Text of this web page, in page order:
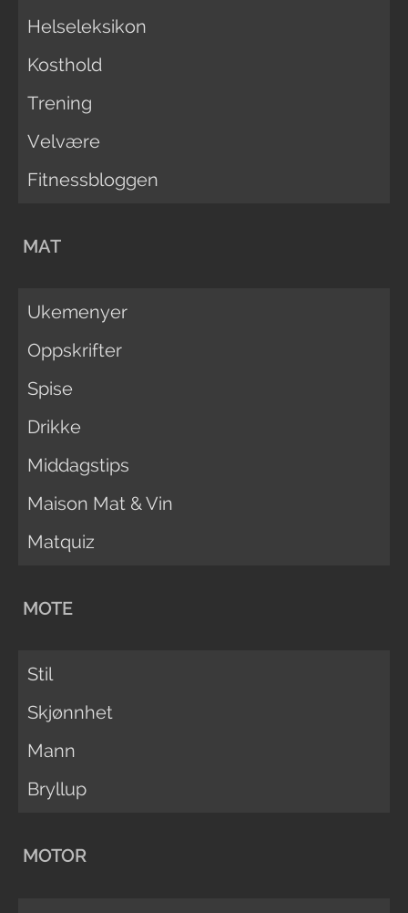
Helseleksikon
Kosthold
Trening
Velvære
Fitnessbloggen
MAT
Ukemenyer
Oppskrifter
Spise
Drikke
Middagstips
Maison Mat & Vin
Matquiz
MOTE
Stil
Skjønnhet
Mann
Bryllup
MOTOR